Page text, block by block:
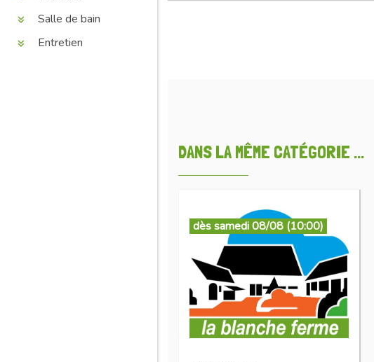
Salle de bain
Entretien
DANS LA MÊME CATÉGORIE ...
dès samedi 08/08 (10:00)